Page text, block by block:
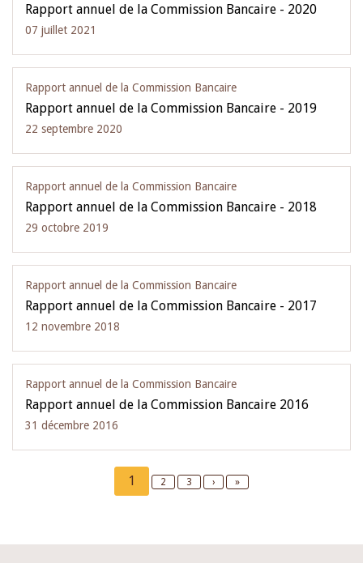
Rapport annuel de la Commission Bancaire - 2020
07 juillet 2021
Rapport annuel de la Commission Bancaire
Rapport annuel de la Commission Bancaire - 2019
22 septembre 2020
Rapport annuel de la Commission Bancaire
Rapport annuel de la Commission Bancaire - 2018
29 octobre 2019
Rapport annuel de la Commission Bancaire
Rapport annuel de la Commission Bancaire - 2017
12 novembre 2018
Rapport annuel de la Commission Bancaire
Rapport annuel de la Commission Bancaire 2016
31 décembre 2016
Current
page
1 Page
2 Page
3
Next
›
Last
»